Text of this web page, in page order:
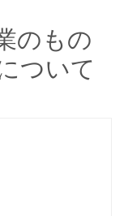
のもの
ついて